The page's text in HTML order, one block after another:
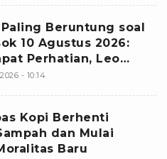
Beruntung soal
10 Agustus 2026:
Perhatian, Leo
dengan Si Dia
- 10:14
Kopi Berhenti
dan Mulai
Baru